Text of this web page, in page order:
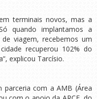
terminais novos, mas a
quando implantamos a
viagem, recebemos um
recuperou 102% do
explicou Tarcísio.
parceria com a AMB (Área